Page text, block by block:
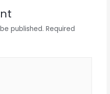
published. Required